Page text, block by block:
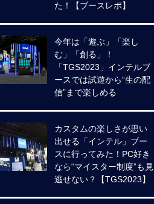
た！【ブースレポ】
今年は「遊ぶ」「楽し
む」「創る」！
「TGS2023」インテルブ
ースでは試遊から“生の配
信”まで楽しめる
カスタムの楽しさが思い
出せる「インテル」ブー
スに行ってみた！PC好き
なら“マイスター制度”も見
逃せない？【TGS2023】